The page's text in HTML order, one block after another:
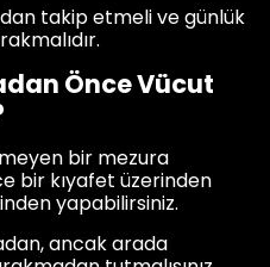
takip etmeli ve günlük
Önce Vücut
bir mezura
bir kıyafet üzerinden
yapabilirsiniz.
ancak arada